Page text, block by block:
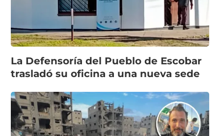
La Defensoría del Pueblo de Escobar
trasladó su oficina a una nueva sede